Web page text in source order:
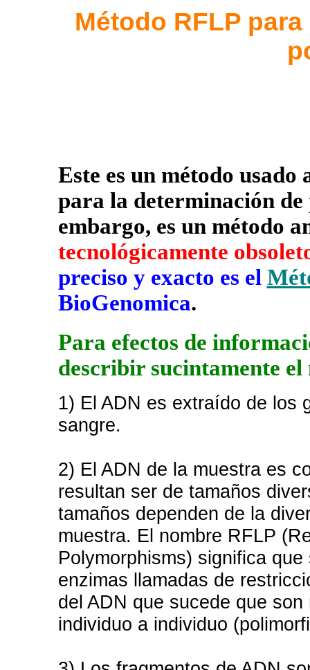
Método RFLP
Este es un método
para la determinación
embargo, es un método
tecnológicamente
preciso y exacto es el
BioGenomica.
Para efectos de
describir sucintamente
1) El ADN es extraído de los
sangre.
2) El ADN de la muestra es
resultan ser de tamaños
tamaños dependen de la
muestra. El nombre RFLP
Polymorphisms) significa
enzimas llamadas de
del ADN que sucede que
individuo a individuo